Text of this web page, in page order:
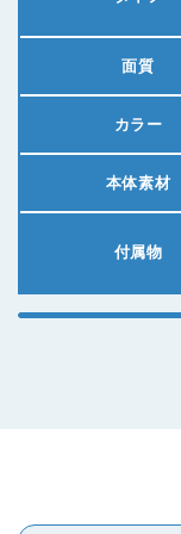
面質
カラー
本体素材
付属物